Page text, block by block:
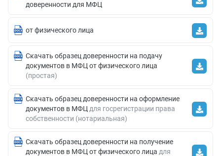
доверенности для МФЦ
от физического лица
Скачать образец доверенности на подачу
документов в МФЦ от физического лица
(простая)
Скачать образец доверенности на оформление
документов в МФЦ для госрегистрации права
собственности (нотариальная)
Скачать образец доверенности на получение
документов в МФЦ от физического лица для